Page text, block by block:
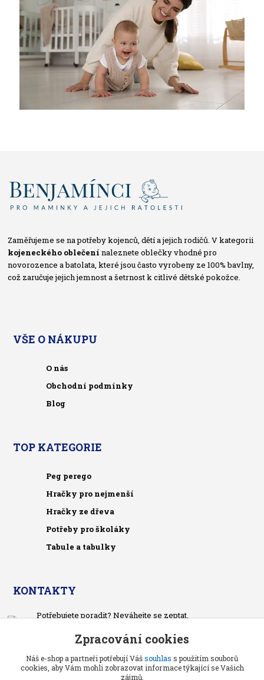
Zaměřujeme se na potřeby kojenců, dětí a jejich rodičů. V kategorii
kojeneckého oblečení naleznete oblečky vhodné pro
novorozence a batolata, které jsou často vyrobeny ze 100% bavlny,
což zaručuje jejich jemnost a šetrnost k citlivé dětské pokožce.
VŠE O NÁKUPU
O nás
Obchodní podmínky
Blog
TOP KATEGORIE
Peg perego
Hračky pro nejmenší
Hračky ze dřeva
Potřeby pro školáky
Tabule a tabulky
KONTAKTY
Potřebujete poradit? Neváhejte se zeptat.
Po-čt, po 13 hodině
pietrasova.p@seznam.cz
Zpracování cookies
Náš e-shop a partneři potřebují Vášsouhlas s použitím souborů
cookies, aby Vám mohli zobrazovat informace týkající se Vašich
zájmů.